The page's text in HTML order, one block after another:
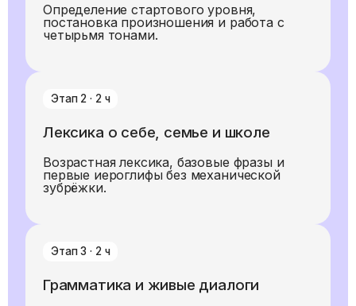
Определение стартового уровня,
постановка произношения и работа с
четырьмя тонами.
Этап 2 · 2 ч
Лексика о себе, семье и школе
Возрастная лексика, базовые фразы и
первые иероглифы без механической
зубрёжки.
Этап3 · 2ч
Грамматика и живые диалоги